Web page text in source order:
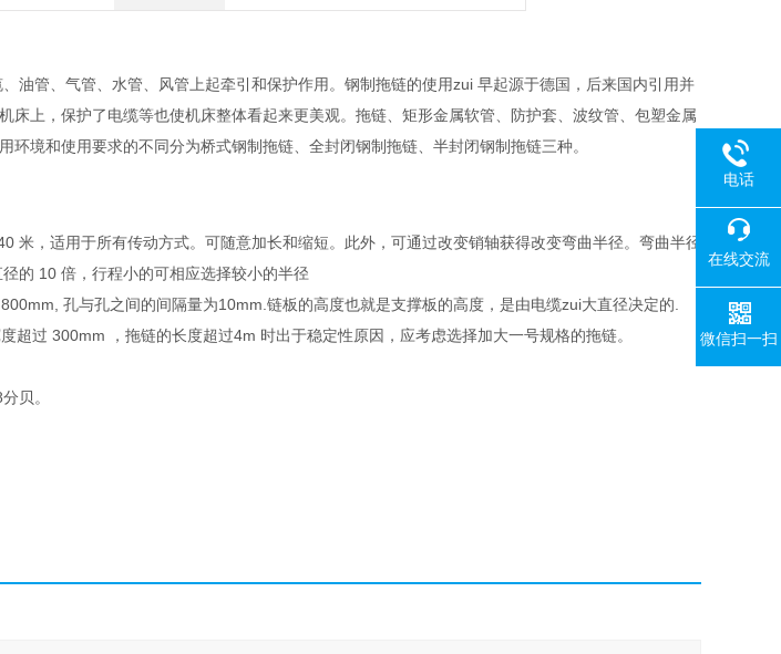
油管、气管、水管、风管上起牵引和保护作用。钢制拖链的使用zui 早起源于德国，后来国内引用并
床上，保护了电缆等也使机床整体看起来更美观。拖链、矩形金属软管、防护套、波纹管、包塑金属
环境和使用要求的不同分为桥式钢制拖链、全封闭钢制拖链、半封闭钢制拖链三种。
米，适用于所有传动方式。可随意加长和缩短。此外，可通过改变销轴获得改变弯曲半径。弯曲半径
的 10 倍，行程小的可相应选择较小的半径
孔与孔之间的间隔量为10mm.链板的高度也就是支撑板的高度，是由电缆zui大直径决定的.
超过 300mm ，拖链的长度超过4m 时出于稳定性原因，应考虑选择加大一号规格的拖链。
贝。
电话
在线交流
微信扫一扫